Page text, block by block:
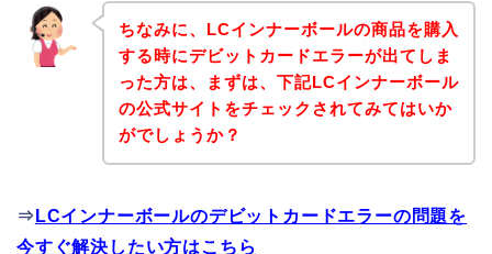
ちなみに、LCインナーボールの商品を購入
する時にデビットカードエラーが出てしま
った方は、まずは、下記LCインナーボール
の公式サイトをチェックされてみてはいか
がでしょうか？
⇒ LCインナーボールのデビットカードエラーの問題を
今すぐ解決したい方はこちら